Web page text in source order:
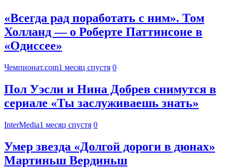
«Всегда рад поработать с ним». Том
Холланд — о Роберте Паттинсоне в
«Одиссее»
Чемпионат.com1 месяц спустя 0
Пол Уэсли и Нина Добрев снимутся в
сериале «Ты заслуживаешь знать»
InterMedia1 месяц спустя 0
Умер звезда «Долгой дороги в дюнах»
Мартиньш Вердиньш